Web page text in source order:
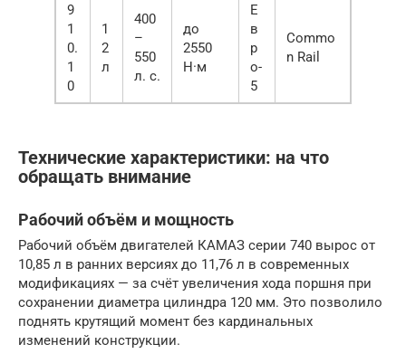
9
1
0.
1
0
1
2
л
400
–
550
л. с.
до
2550
Н·м
Е
в
р
о-
5
Commo
n Rail
Технические характеристики: на что
обращать внимание
Рабочий объём и мощность
Рабочий объём двигателей КАМАЗ серии 740 вырос от
10,85 л в ранних версиях до 11,76 л в современных
модификациях — за счёт увеличения хода поршня при
сохранении диаметра цилиндра 120 мм. Это позволило
поднять крутящий момент без кардинальных
изменений конструкции.